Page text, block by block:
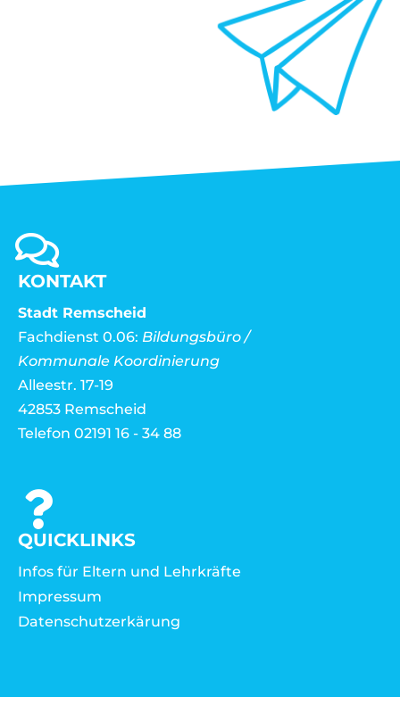
KONTAKT
Stadt Remscheid
Fachdienst 0.06: Bildungsbüro /
Kommunale Koordinierung
Alleestr. 17-19
42853 Remscheid
Telefon 02191 16 - 34 88
QUICKLINKS
Infos für Eltern und Lehrkräfte
Impressum
Datenschutzerkärung